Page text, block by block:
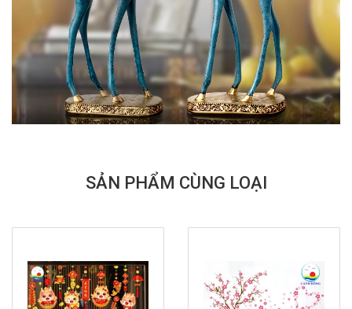
SẢN PHẨM CÙNG LOẠI